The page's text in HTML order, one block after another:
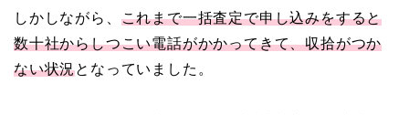
しかしながら、 これまで一括査定で申し込みをすると
数十社からしつこい電話がかかってきて、収拾がつか
ない状況となっていました。